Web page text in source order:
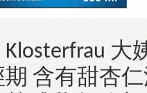
大
含有甜杏